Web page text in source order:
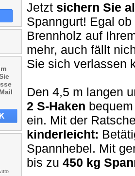
Jetzt sichern Sie
Spanngurt! Egal
Brennholz auf
mehr, auch fällt
Sie sich verlassen
Den 4,5 m langen
2 S-Haken
ein. Mit der
kinderleicht:
Spannhebel. Mit
bis zu 450 kg